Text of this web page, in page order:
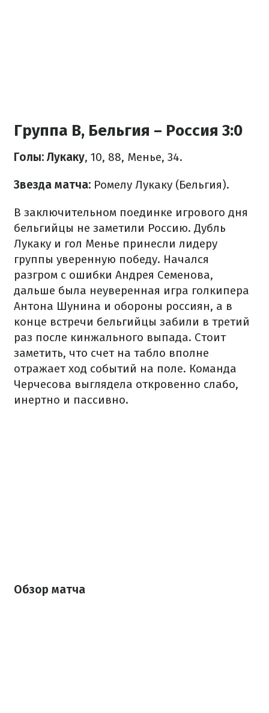
Группа В, Бельгия – Россия 3:0
Голы: Лукаку, 10, 88, Менье, 34.
Звезда матча: Ромелу Лукаку (Бельгия).
В заключительном поединке игрового дня
бельгийцы не заметили Россию. Дубль
Лукаку и гол Менье принесли лидеру
группы уверенную победу. Начался
разгром с ошибки Андрея Семенова,
дальше была неуверенная игра голкипера
Антона Шунина и обороны россиян, а в
конце встречи бельгийцы забили в третий
раз после кинжального выпада. Стоит
заметить, что счет на табло вполне
отражает ход событий на поле. Команда
Черчесова выглядела откровенно слабо,
инертно и пассивно.
Обзор матча